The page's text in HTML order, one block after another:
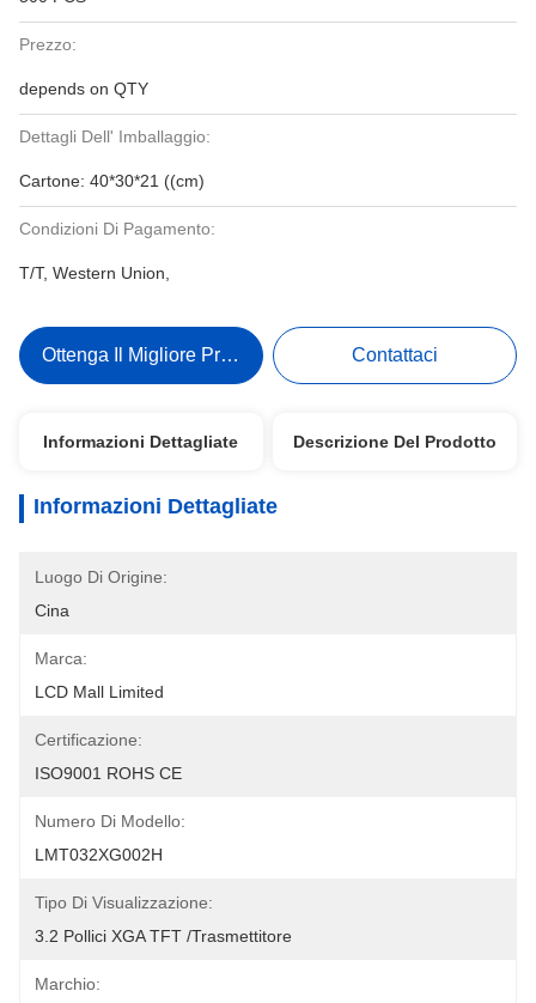
Prezzo:
depends on QTY
Dettagli Dell' Imballaggio:
Cartone: 40*30*21 ((cm)
Condizioni Di Pagamento:
T/T, Western Union,
Ottenga Il Migliore Prezzo Contattaci
Informazioni Dettagliate Descrizione Del Prodotto
Informazioni Dettagliate
Luogo Di Origine:
Cina
Marca:
LCD Mall Limited
Certificazione:
ISO9001 ROHS CE
Numero Di Modello:
LMT032XG002H
Tipo Di Visualizzazione:
3.2 Pollici XGA TFT /trasmettitore
Marchio: